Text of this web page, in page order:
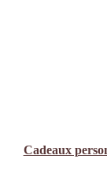
Cadeaux